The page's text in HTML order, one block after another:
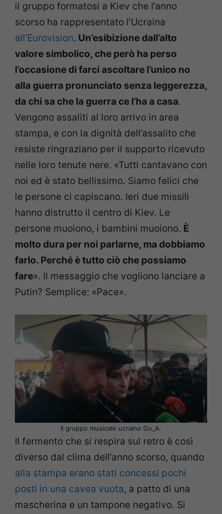
il gruppo formatosi a Kiev che l’anno
scorso ha rappresentato l’Ucraina
all’Eurovision. Un’esibizione dall’alto
valore simbolico, che però ha perso
l’occasione di farci ascoltare l’unico no
alla guerra pronunciato senza leggerezza,
da chi sa che la guerra ce l’ha a casa.
Vengono assaliti al loro arrivo in area
stampa, e con la dignità dell’assalito che
resiste ringraziano per il supporto ricevuto
nelle loro tenute nere. «Tutti cantavano con
noi ed è stato bellissimo. Siamo felici che
le persone ci capiscano. Ieri due missili
hanno distrutto il centro di Kiev. Le
persone muoiono, i bambini muoiono. È
molto dura per noi parlarne, ma dobbiamo
farlo. Perché è tutto ciò che possiamo
fare». Il messaggio che vogliono lanciare a
Putin? Semplice: «Pace».
Il gruppo musicale ucraino Go_A.
Il fermento che si respira sul retro è così
diverso dal clima dell’anno scorso, quando
alla stampa erano stati concessi pochi
posti in una cavea vuota, a patto di una
mascherina e un tampone negativo. Si